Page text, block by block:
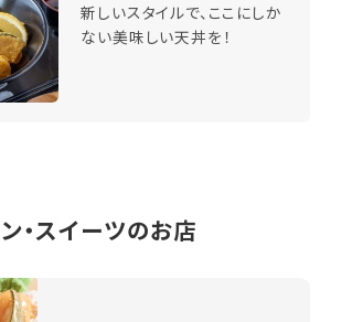
新しいスタイルで、ここにしか
ない美味しい天丼を！
・スイーツのお店